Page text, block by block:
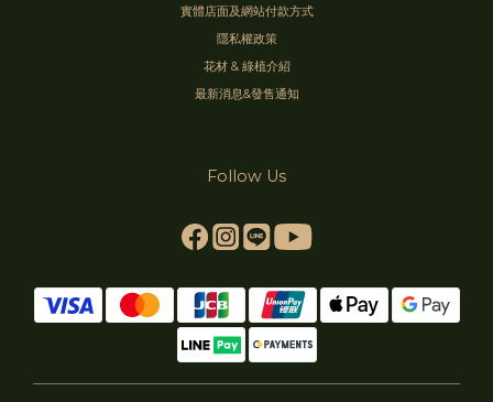
實體店面及網站付款方式
隱私權政策
花材 & 綠植介紹
最新消息&發售通知
Follow Us